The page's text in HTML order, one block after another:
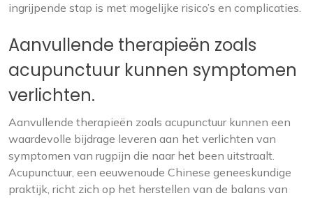
ingrijpende stap is met mogelijke risico’s en complicaties.
Aanvullende therapieën zoals
acupunctuur kunnen symptomen
verlichten.
Aanvullende therapieën zoals acupunctuur kunnen een
waardevolle bijdrage leveren aan het verlichten van
symptomen van rugpijn die naar het been uitstraalt.
Acupunctuur, een eeuwenoude Chinese geneeskundige
praktijk, richt zich op het herstellen van de balans van